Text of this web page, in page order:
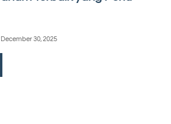
December 30, 2025